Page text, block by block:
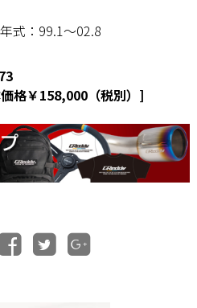
式：99.1～02.8
格￥158,000（税別）]